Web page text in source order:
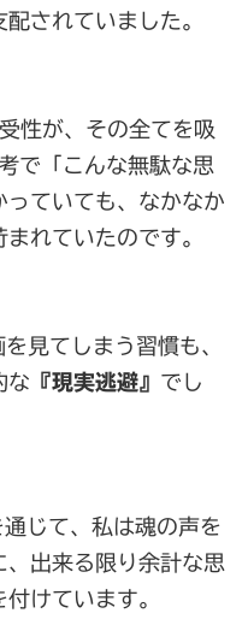
されていました。
性が、その全てを吸
で「こんな無駄な思
ていても、なかなか
れていたのです。
見てしまう習慣も、
な 『現実逃避』 でし
じて、私は魂の声を
出来る限り余計な思
けています。